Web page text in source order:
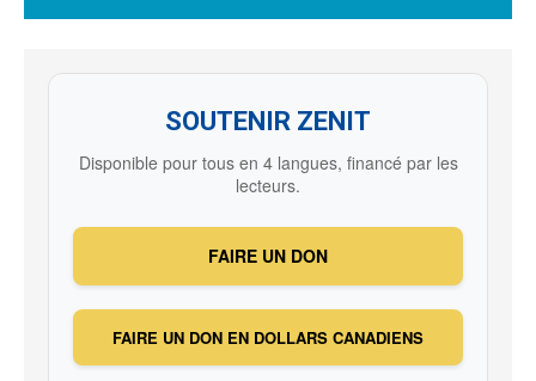
SOUTENIR ZENIT
Disponible pour tous en 4 langues, financé par les
lecteurs.
FAIRE UN DON
FAIRE UN DON EN DOLLARS CANADIENS